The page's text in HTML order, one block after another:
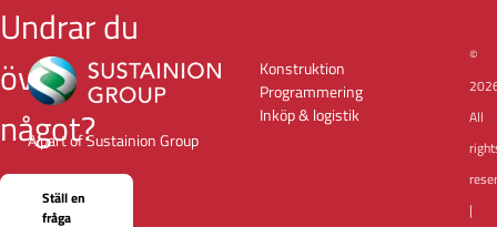
Undrar du
över
något?
Ställ en
fråga
A part of Sustainion Group
Konstruktion
Programmering
Inköp & logistik
©
All
|